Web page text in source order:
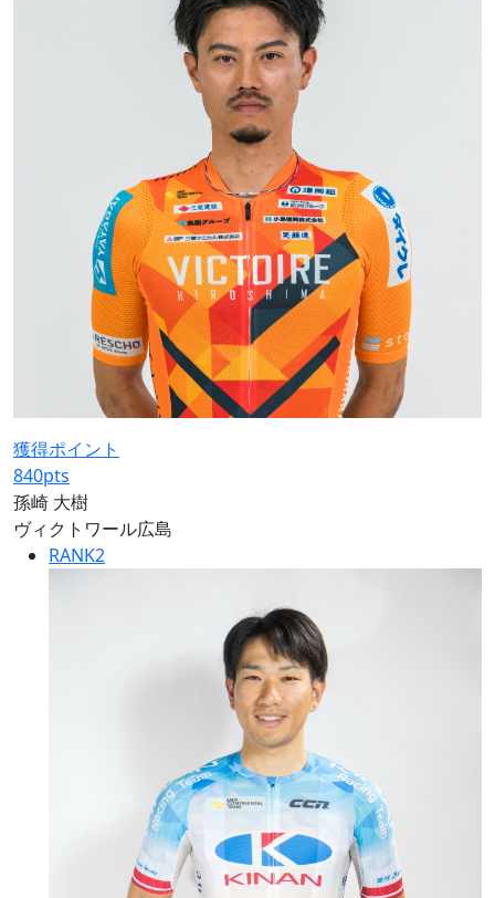
獲得ポイント
840pts
孫崎 大樹
ヴィクトワール広島
RANK2